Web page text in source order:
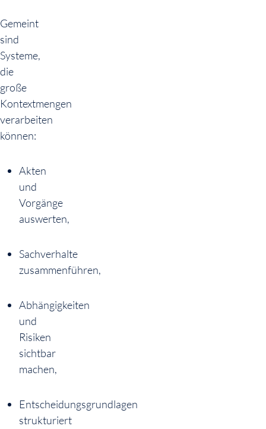
Gemeint
sind
Systeme,
die
große
Kontextmengen
verarbeiten
können:
Akten
und
Vorgänge
auswerten,
Sachverhalte
zusammenführen,
Abhängigkeiten
und
Risiken
sichtbar
machen,
Entscheidungsgrundlagen
strukturiert